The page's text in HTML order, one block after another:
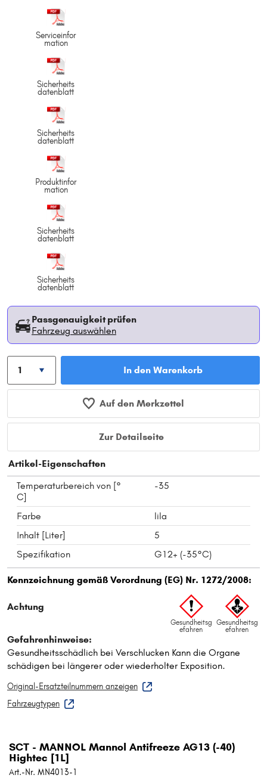
Serviceinfor
mation
Sicherheits
datenblatt
Sicherheits
datenblatt
Produktinfor
mation
Sicherheits
datenblatt
Sicherheits
datenblatt
Passgenauigkeit prüfen
Fahrzeug auswählen
In den Warenkorb
Auf den Merkzettel
Zur Detailseite
Artikel-Eigenschaften
Temperaturbereich von [°
C]
-35
Farbe
lila
Inhalt [Liter]
5
Spezifikation
G12+ (-35°C)
Original-Ersatzteilnummern anzeigen
Fahrzeugtypen
SCT - MANNOL Mannol Antifreeze AG13 (-40)
Hightec [1L]
Art.-Nr. MN4013-1